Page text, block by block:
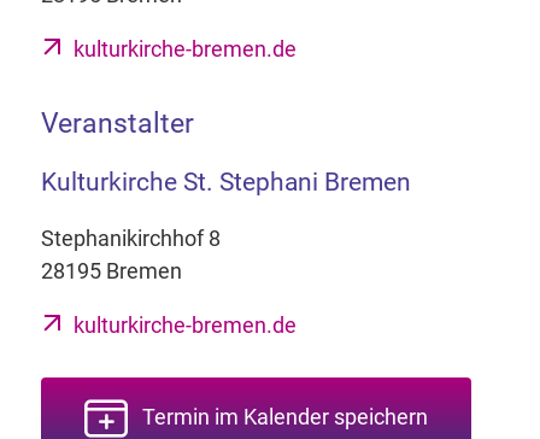
kulturkirche-bremen.de
Veranstalter
Kulturkirche St. Stephani Bremen
Stephanikirchhof 8
28195 Bremen
kulturkirche-bremen.de
Termin im Kalender speichern